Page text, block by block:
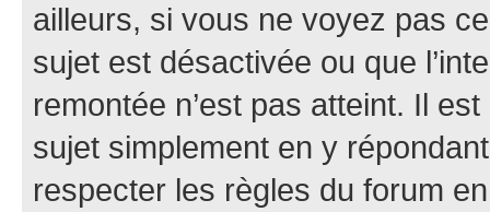
ailleurs, si vous ne voyez pas
sujet est désactivée ou que
remontée n’est pas atteint. Il
sujet simplement en y
respecter les règles du forum